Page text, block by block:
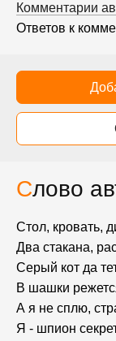
Комментарии
Ответов к
Слово
Стол, кровать,
Два стакана,
Серый кот да
В шашки
А я не сплю,
Я - шпион